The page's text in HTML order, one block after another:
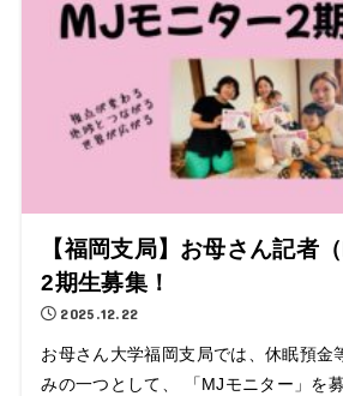
【福岡支局】お母さん記者
2期生募集！
2025.12.22
お母さん大学福岡支局では、休眠預金
みの一つとして、 「MJモニター」を